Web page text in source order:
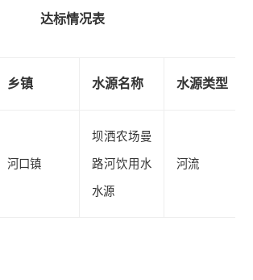
达标情况表
乡镇 水源名称 水源类型
河口镇
坝洒农场曼
路河饮用水
水源
河流